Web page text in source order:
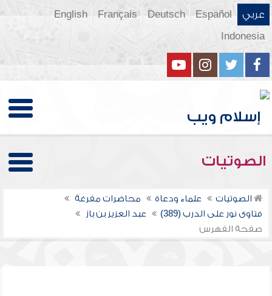
عربي Español
Deutsch
Français
English
Indonesia
الصوتيات
الصوتيات علماء ودعاة
محاضرات مفرغة
فتاوى نور على الدرب (389)
عبد العزيز بن باز
صفحة الفهرس